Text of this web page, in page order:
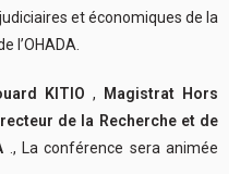
et économiques de la
l’OHADA.
KITIO ,
Magistrat Hors
de la Recherche et de
., La conférence sera animée